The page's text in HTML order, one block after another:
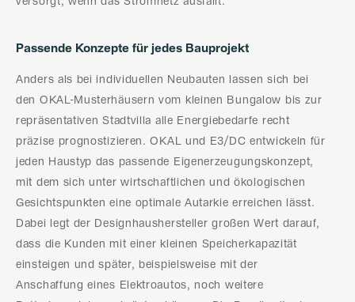
Passende Konzepte für jedes Bauprojekt
Anders als bei individuellen Neubauten lassen sich bei
den OKAL-Musterhäusern vom kleinen Bungalow bis zur
repräsentativen Stadtvilla alle Energiebedarfe recht
präzise prognostizieren. OKAL und E3/DC entwickeln für
jeden Haustyp das passende Eigenerzeugungskonzept,
mit dem sich unter wirtschaftlichen und ökologischen
Gesichtspunkten eine optimale Autarkie erreichen lässt.
Dabei legt der Designhaushersteller großen Wert darauf,
dass die Kunden mit einer kleinen Speicherkapazität
einsteigen und später, beispielsweise mit der
Anschaffung eines Elektroautos, noch weitere